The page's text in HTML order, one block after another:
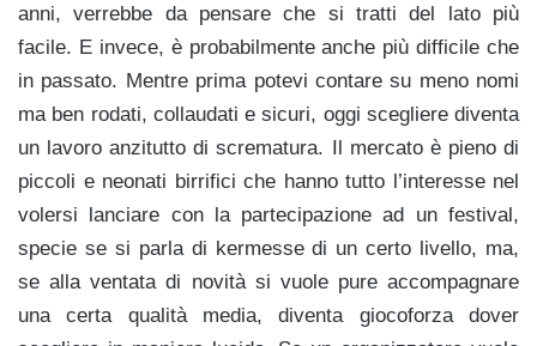
anni, verrebbe da pensare che si tratti del lato più
facile. E invece, è probabilmente anche più difficile che
in passato. Mentre prima potevi contare su meno nomi
ma ben rodati, collaudati e sicuri, oggi scegliere diventa
un lavoro anzitutto di scrematura. Il mercato è pieno di
piccoli e neonati birrifici che hanno tutto l’interesse nel
volersi lanciare con la partecipazione ad un festival,
specie se si parla di kermesse di un certo livello, ma,
se alla ventata di novità si vuole pure accompagnare
una certa qualità media, diventa giocoforza dover